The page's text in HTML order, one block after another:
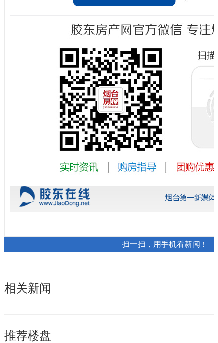
扫一扫，用手机看新闻！
相关新闻
推荐楼盘